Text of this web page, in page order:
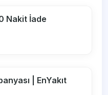
Nakit İade
| EnYakıt